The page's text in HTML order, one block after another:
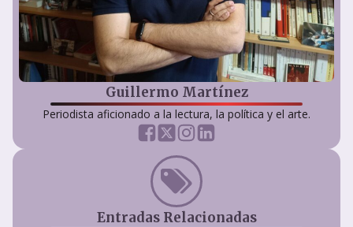
Guillermo Martínez
Periodista aficionado a la lectura, la política y el arte.
Entradas Relacionadas